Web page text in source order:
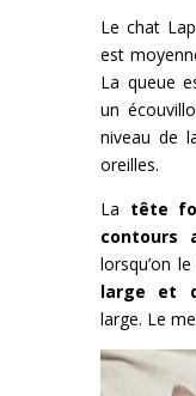
Le chat
est
La queue
un
niveau de
oreilles.
La tête
contours
lorsqu’on
large et
large. Le